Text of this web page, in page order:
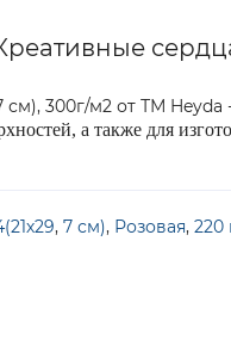
см), 300г/м2 от ТМ
а также для
, 7 см), Розовая, 220